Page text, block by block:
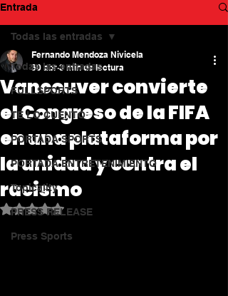
Entrada
Todas las entradas
FULLSPORTS
TE LO CUENTO
PORTADA SPORTS
PORTADA ENTRETENIMIENTO
Topicality
PRESS RELEASE
Press Sports
Todas las entradas
Vancouver convierte
el Congreso de la FIFA
en una plataforma por
la unidad y contra el
racismo
Fernando Mendoza Nivicela
30 abr 3 min de lectura
Obtuvo NaN de 5 estrellas.